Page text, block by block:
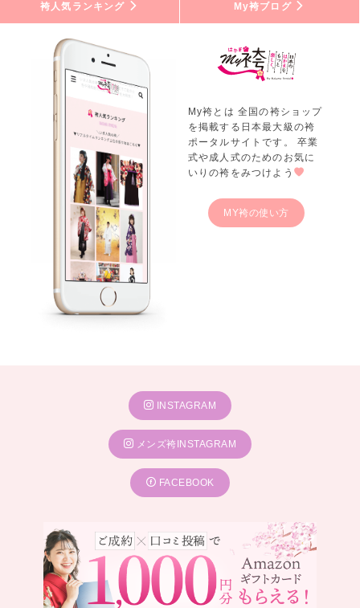
袴人気ランキング My袴ブログ
My袴とは 全国の袴ショップ
を掲載する日本最大級の袴
ポータルサイトです。 卒業
式や成人式のためのお気に
いりの袴をみつけよう
MY袴の使い方
INSTAGRAM
メンズ袴INSTAGRAM
FACEBOOK